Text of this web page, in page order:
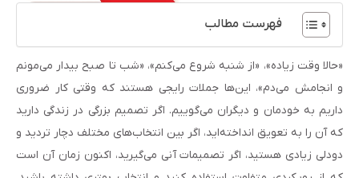
فهرست مطالب
«حالا وقت زیاده»، «از شنبه شروع می‌کنم»، «شب تا صبح بیدار می‌مونم
و انجامش می‌دم»، این‌ها جملات رایجی هستند که وقتی کار ضروری
داریم به خودمان و دیگران می‌گوییم. اگر تصمیم بزرگی در زندگی دارید
که آن را به تعویق انداخته‌اید، اگر بین انتخاب‌های مختلف دچار تردید و
دودلی زیادی هستید، اگر تصمیمات آنی می‌گیرید، اکنون زمان آن است